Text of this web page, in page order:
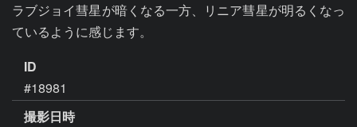
ラブジョイ彗星が暗くなる一方、リニア彗星が明るくなっ
ているように感じます。
ID
#18981
撮影日時